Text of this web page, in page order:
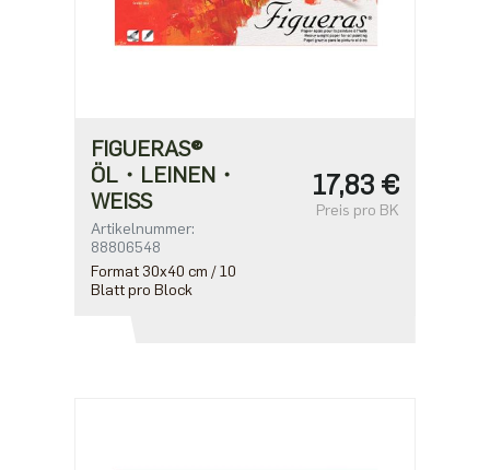
FIGUERAS®
ÖL・LEINEN・
WEISS
Artikelnummer:
88806548
Format 30x40 cm / 10
Blatt pro Block
17,83 €
Preis pro BK